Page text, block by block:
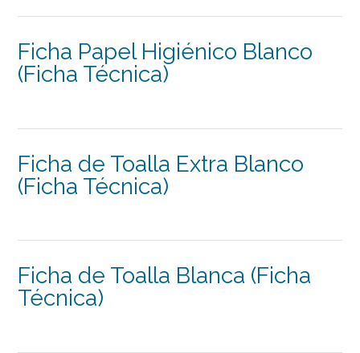
Ficha Papel Higiénico Blanco
(Ficha Técnica)
Ficha de Toalla Extra Blanco
(Ficha Técnica)
Ficha de Toalla Blanca (Ficha
Técnica)